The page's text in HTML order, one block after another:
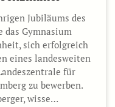
Jubiläums des
das Gymnasium
sich erfolgreich
eines landesweiten
für
zu bewerben.
wisse…